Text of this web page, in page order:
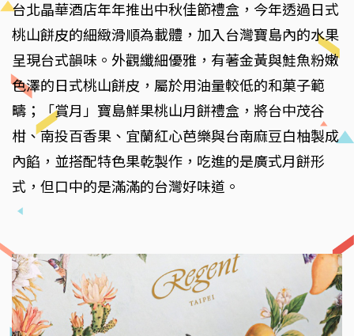
台北晶華酒店年年推出中秋佳節禮盒，今年透過日式
桃山餅皮的細緻滑順為載體，加入台灣寶島內的水果
呈現台式韻味。外觀纖細優雅，有著金黃與鮭魚粉嫩
色澤的日式桃山餅皮，屬於用油量較低的和菓子範
疇；「賞月」寶島鮮果桃山月餅禮盒，將台中茂谷
柑、南投百香果、宜蘭紅心芭樂與台南麻豆白柚製成
內餡，並搭配特色果乾製作，吃進的是廣式月餅形
式，但口中的是滿滿的台灣好味道。